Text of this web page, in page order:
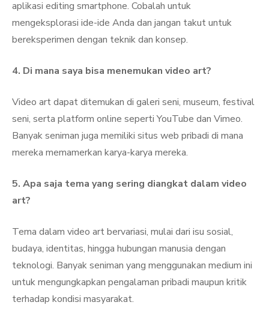
aplikasi editing smartphone. Cobalah untuk
mengeksplorasi ide-ide Anda dan jangan takut untuk
bereksperimen dengan teknik dan konsep.
4. Di mana saya bisa menemukan video art?
Video art dapat ditemukan di galeri seni, museum, festival
seni, serta platform online seperti YouTube dan Vimeo.
Banyak seniman juga memiliki situs web pribadi di mana
mereka memamerkan karya-karya mereka.
5. Apa saja tema yang sering diangkat dalam video
art?
Tema dalam video art bervariasi, mulai dari isu sosial,
budaya, identitas, hingga hubungan manusia dengan
teknologi. Banyak seniman yang menggunakan medium ini
untuk mengungkapkan pengalaman pribadi maupun kritik
terhadap kondisi masyarakat.